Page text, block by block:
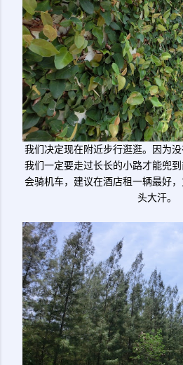
我们决定现在附近步行逛逛。因为没
我们一定要走过长长的小路才能兜
会骑机车，建议在酒店租一辆最好
头大汗。